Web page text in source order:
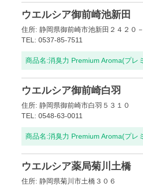
ウエルシア御前崎池新田
住所: 静岡県御前崎市池新田２４２０－
TEL: 0537-85-7511
商品名:消臭力 Premium Aroma(プレ
ウエルシア御前崎白羽
住所: 静岡県御前崎市白羽５３１０
TEL: 0548-63-0011
商品名:消臭力 Premium Aroma(プレ
ウエルシア薬局菊川土橋
住所: 静岡県菊川市土橋３０６